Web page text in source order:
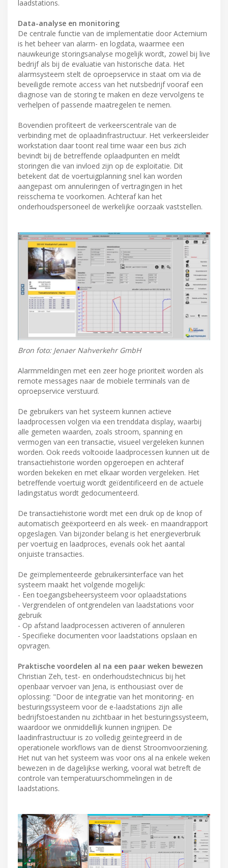
laadstations.
Data-analyse en monitoring
De centrale functie van de implementatie door Actemium
is het beheer van alarm- en logdata, waarmee een
nauwkeurige storingsanalyse mogelijk wordt, zowel bij live
bedrijf als bij de evaluatie van historische data. Het
alarmsysteem stelt de oproepservice in staat om via de
beveiligde remote access van het nutsbedrijf vooraf een
diagnose van de storing te maken en deze vervolgens te
verhelpen of passende maatregelen te nemen.
Bovendien profiteert de verkeerscentrale van de
verbinding met de oplaadinfrastructuur. Het verkeersleider
workstation daar toont real time waar een bus zich
bevindt bij de betreffende oplaadpunten en meldt
storingen die van invloed zijn op de exploitatie. Dit
betekent dat de voertuigplanning snel kan worden
aangepast om annuleringen of vertragingen in het
reisschema te voorkomen. Achteraf kan het
onderhoudspersoneel de werkelijke oorzaak vaststellen.
Bron foto: Jenaer Nahverkehr GmbH
Alarmmeldingen met een zeer hoge prioriteit worden als
remote messages naar de mobiele terminals van de
oproepservice verstuurd.
De gebruikers van het systeem kunnen actieve
laadprocessen volgen via een trenddata display, waarbij
alle gemeten waarden, zoals stroom, spanning en
vermogen van een transactie, visueel vergeleken kunnen
worden. Ook reeds voltooide laadprocessen kunnen uit de
transactiehistorie worden opgeroepen en achteraf
worden bekeken en met elkaar worden vergeleken. Het
betreffende voertuig wordt geïdentificeerd en de actuele
ladingstatus wordt gedocumenteerd.
De transactiehistorie wordt met een druk op de knop of
automatisch geëxporteerd en als week- en maandrapport
opgeslagen. Van bijzonder belang is het energieverbruik
per voertuig en laadproces, evenals ook het aantal
onjuiste transacties.
De geïmplementeerde gebruikersinterface van het
systeem maakt het volgende mogelijk:
- Een toegangsbeheersysteem voor oplaadstations
- Vergrendelen of ontgrendelen van laadstations voor
gebruik
- Op afstand laadprocessen activeren of annuleren
- Specifieke documenten voor laadstations opslaan en
opvragen.
Praktische voordelen al na een paar weken bewezen
Christian Zeh, test- en onderhoudstechnicus bij het
openbaar vervoer van Jena, is enthousiast over de
oplossing: "Door de integratie van het monitoring- en
besturingssysteem voor de e-laadstations zijn alle
bedrijfstoestanden nu zichtbaar in het besturingssysteem,
waardoor we onmiddellijk kunnen ingrijpen. De
laadinfrastructuur is zo volledig geïntegreerd in de
operationele workflows van de dienst Stroomvoorziening.
Het nut van het systeem was voor ons al na enkele weken
bewezen in de dagelijkse werking, vooral wat betreft de
controle van temperatuurschommelingen in de
laadstations.